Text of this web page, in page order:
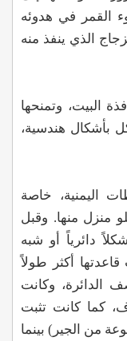
القمر في هدوئه
الذي ينفذ منه
البيت، وتمنحها
بأشكال هندسية،
اليمنية، خاصة
منزل منها. وقبل
دائرياً أو شبه
أكثر طولاً
الدائرة، وكانت
كما كانت تثبت
من الجير) بينما